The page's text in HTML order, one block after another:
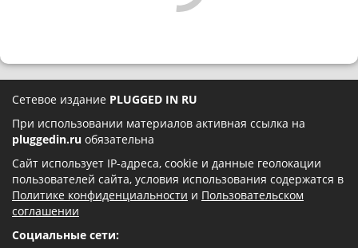
Сетевое издание PLUGGED IN RU
При использовании материалов активная ссылка на
pluggedin.ru обязательна
Сайт использует IP-адреса, cookie и данные геолокации
пользователей сайта, условия использования содержатся в
Политике конфиденциальности и Пользовательском
соглашении
Социальные сети: